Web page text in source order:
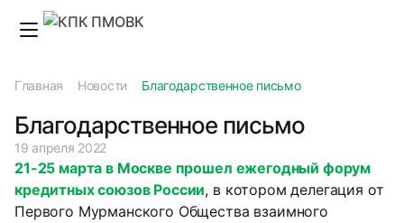
Главная Новости Благодарственное письмо
Благодарственное письмо
19 апреля 2022
21-25 марта в Москве прошел ежегодный форум
кредитных союзов России, в котором делегация от
Первого Мурманского Общества взаимного